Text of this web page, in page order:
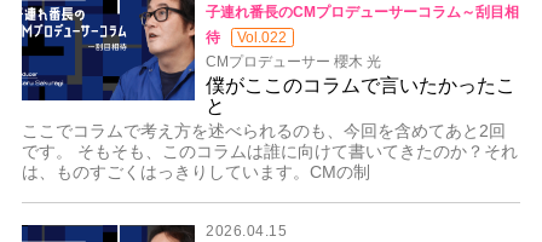
子連れ番長のCMプロデューサーコラム～刮目相
待
Vol.022
CMプロデューサー 櫻木 光
僕がここのコラムで言いたかったこ
と
ここでコラムで考え方を述べられるのも、今回を含めてあと2回
です。 そもそも、このコラムは誰に向けて書いてきたのか？それ
は、ものすごくはっきりしています。CMの制
2026.04.15